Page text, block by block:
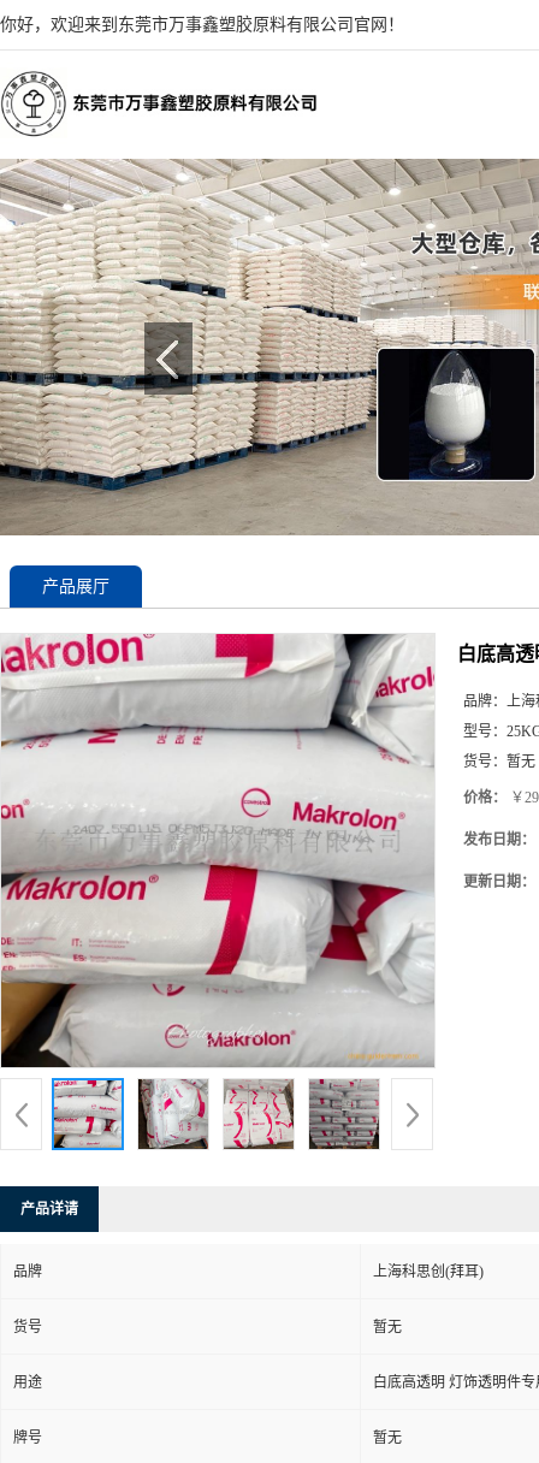
你好，欢迎来到东莞市万事鑫塑胶原料有限公司官网！
产品展厅
白底高
品牌：
上
型号：
货号： 暂无
价格： ￥
发布日期：
更新日期：
产品详请
品牌 上海科思创(拜耳)
货号 暂无
用途 白底高透明 灯饰透明件专
牌号 暂无